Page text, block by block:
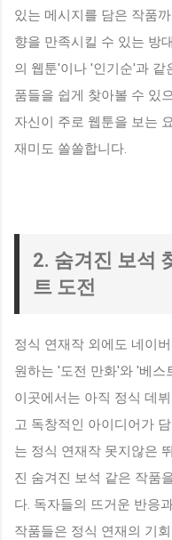
있는 메시지를 담은 작품
향을 만족시킬 수 있는 방
의 웹툰'이나 '인기순'과
품들을 쉽게 찾아볼 수 있
자신이 주로 웹툰을 보는
재미도 쏠쏠합니다.
2. 숨겨진 보석
트 도전
정식 연재작 외에도 네이
원하는 '도전 만화'와 '베스
이곳에서는 아직 정식 데
고 독창적인 아이디어가
는 정식 연재작 못지않은
진 숨겨진 보석 같은 작품
다. 독자들의 뜨거운 반응
작품들은 정식 연재의 기